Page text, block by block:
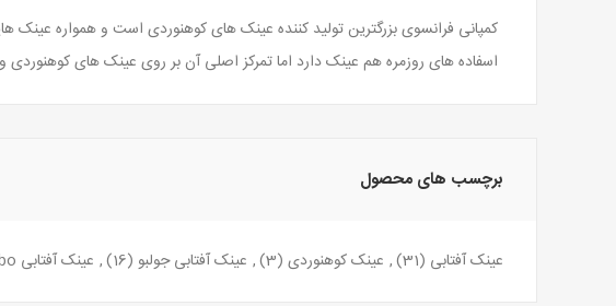
کمپانی فرانسوی بزرگترین تولید کننده عینک های کوهنوردی است و همواره
اسفاده های روزمره هم عینک دارد اما تمرکز اصلی آن بر روی عینک های
برچسب های محصول
عینک آفتابی (31)
, عینک کوهنوردی (3)
, عینک آفتابی جولبو (16)
, عینک آفتابی julbo